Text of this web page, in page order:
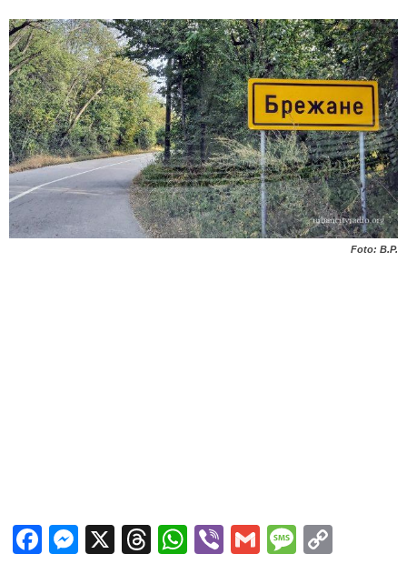
Foto: B.P.
Facebook
Messenger
X Threads
WhatsApp
ViberGmail